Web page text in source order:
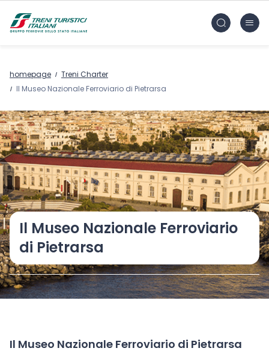
FS Treni Turistici Gruppo Ferrovie dello Stato
homepage
Treni Charter
Il Museo Nazionale Ferroviario di Pietrarsa
Il Museo Nazionale Ferroviario
di Pietrarsa
Il Museo Nazionale Ferroviario di Pietrarsa